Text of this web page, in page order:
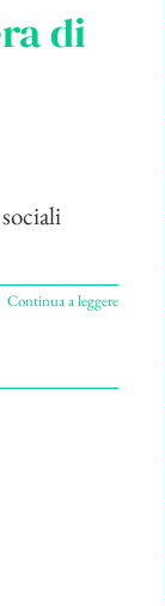
di
Continua a leggere